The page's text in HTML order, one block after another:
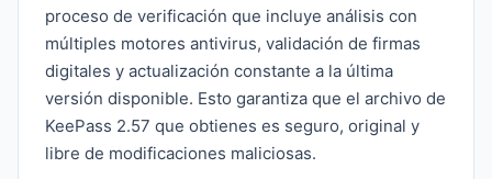
proceso de verificación que incluye análisis con
múltiples motores antivirus, validación de firmas
digitales y actualización constante a la última
versión disponible. Esto garantiza que el archivo de
KeePass 2.57 que obtienes es seguro, original y
libre de modificaciones maliciosas.